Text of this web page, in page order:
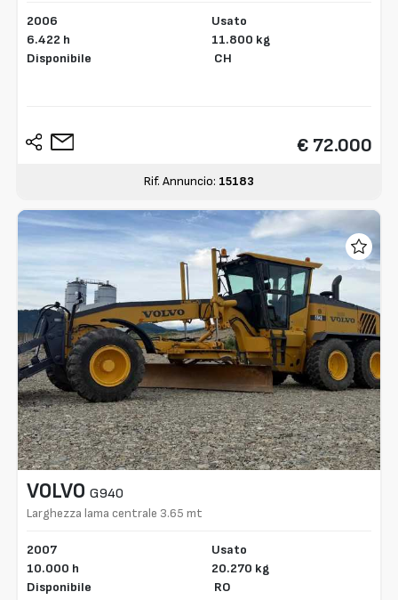
2006
6.422 h
Disponibile
Usato
11.800 kg
CH
€ 72.000
Rif. Annuncio: 15183
VOLVO G940
Larghezza lama centrale 3.65 mt
2007
10.000 h
Disponibile
Usato
20.270 kg
RO